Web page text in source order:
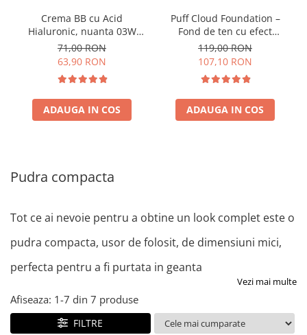
Crema BB cu Acid
Hialuronic, nuanta 03W
NATURAL 30ml
71,00 RON
63,90 RON
ADAUGA IN COS
Puff Cloud Foundation –
Fond de ten cu efect
natural
119,00 RON
107,10 RON
ADAUGA IN COS
Pudra compacta
Tot ce ai nevoie pentru a obtine un look complet este o
pudra compacta, usor de folosit, de dimensiuni mici,
perfecta pentru a fi purtata in geanta
Vezi mai multe
Afiseaza: 1-7 din 7 produse
FILTRE